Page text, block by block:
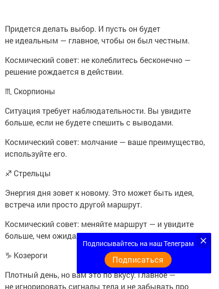
Придется делать выбор. И пусть он будет
не идеальным — главное, чтобы он был честным.
Космический совет: не колеблитесь бесконечно —
решение рождается в действии.
♏ Скорпионы
Ситуация требует наблюдательности. Вы увидите
больше, если не будете спешить с выводами.
Космический совет: молчание — ваше преимущество,
используйте его.
♐ Стрельцы
Энергия дня зовет к новому. Это может быть идея,
встреча или просто другой маршрут.
Космический совет: меняйте маршрут — и увидите
больше, чем ожидали.
♑ Козероги
Плотный день, но вам это по вкусу. Главное —
не игнорировать сигналы тела и не забывать про
Подписывайтесь на наш Телеграм
Подписаться